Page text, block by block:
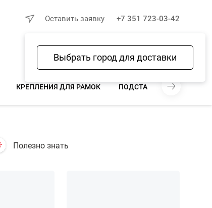
Выбрать город для доставки
Оставить заявку +7 351 723-03-42
Избранное Сравнение Корзина
КРЕПЛЕНИЯ ДЛЯ РАМОК ПОДСТАВКИ ДЛЯ ТРУБОК
Полезно знать